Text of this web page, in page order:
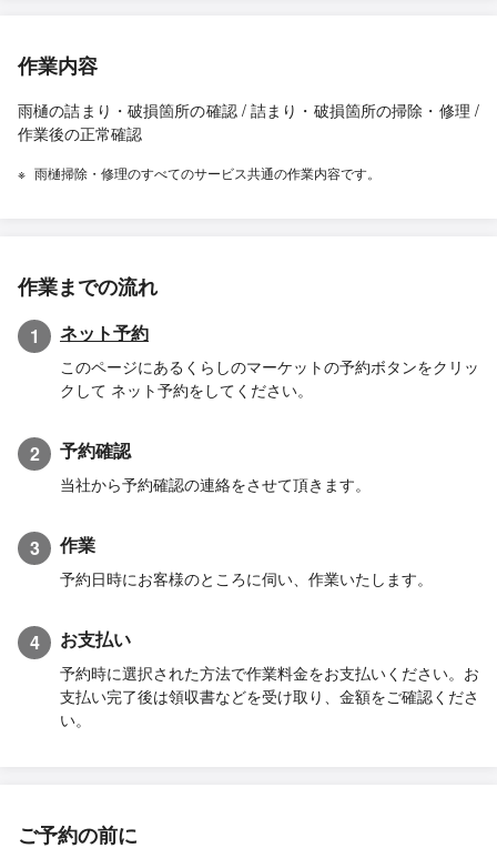
作業内容
雨樋の詰まり・破損箇所の確認 / 詰まり・破損箇所の掃除・修理 /
作業後の正常確認
雨樋掃除・修理のすべてのサービス共通の作業内容です。
作業までの流れ
1 ネット予約
このページにあるくらしのマーケットの予約ボタンをクリッ
クして ネット予約をしてください。
2 予約確認
当社から予約確認の連絡をさせて頂きます。
3 作業
予約日時にお客様のところに伺い、作業いたします。
4 お支払い
予約時に選択された方法で作業料金をお支払いください。お
支払い完了後は領収書などを受け取り、金額をご確認くださ
い。
ご予約の前に